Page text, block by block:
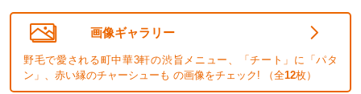
画像ギャラリー
野毛で愛される町中華3軒の渋旨メニュー、「チート」に「パタ
ン」、赤い縁のチャーシューも の画像をチェック! （全12枚）